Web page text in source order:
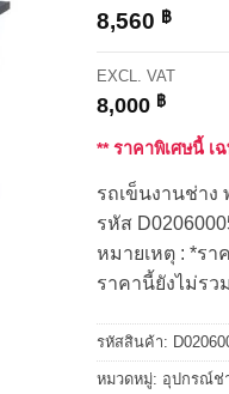
8,560 ฿
EXCL. VAT
8,000 ฿
** ราคาพิเศษนี้ เ
รถเข็นงานช่าง
รหัส
หมายเหตุ : *ร
ราคานี้ยังไม่ร
รหัสสินค้า:
หมวดหมู่: อุปกรณ์ช่